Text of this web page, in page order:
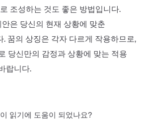
조성하는 것도 좋은 방법입니다.
은 당신의 현재 상황에 맞춘
. 꿈의 상징은 각자 다르게 작용하므로,
당신만의 감정과 상황에 맞는 적용
랍니다.
읽기에 도움이 되었나요?